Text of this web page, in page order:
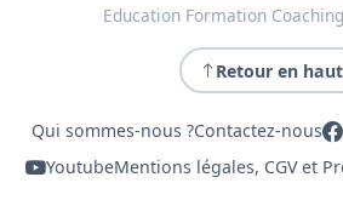
Education Formation
Retour en haut
Qui sommes-nous ?Contactez-nous
YoutubeMentions légales, CGV et